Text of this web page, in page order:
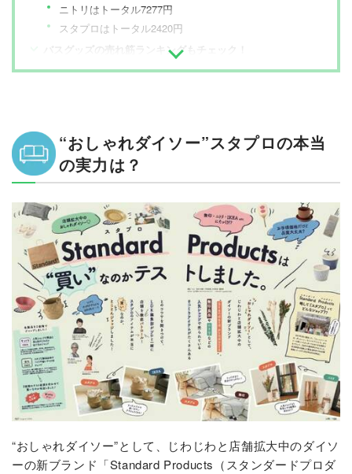
ニトリはトータル7277円
スタプロはトータル2420円
バスグッズの売れ筋ランキングもチェック！
“おしゃれダイソー”スタプロの本当
の実力は？
“おしゃれダイソー”として、じわじわと店舗拡大中のダイソ
ーの新ブランド「Standard Products（スタンダードプロダ